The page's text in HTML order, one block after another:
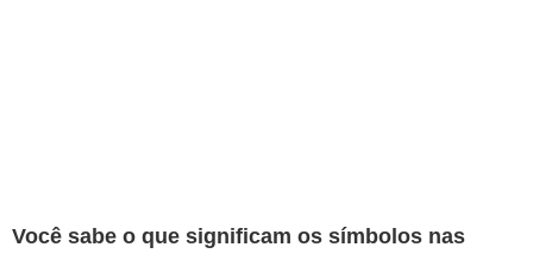
Você sabe o que significam os símbolos nas